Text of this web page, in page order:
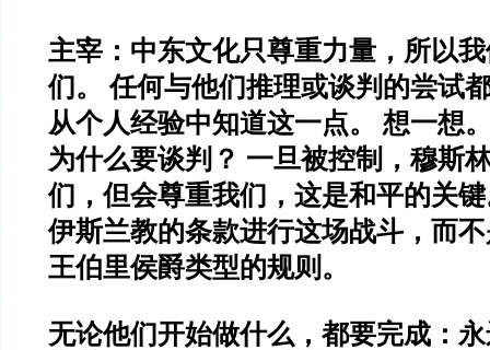
主宰：中东文化只尊重力量，所以
们。 任何与他们推理或谈判的尝试
从个人经验中知道这一点。 想一想
为什么要谈判？ 一旦被控制，穆斯
们，但会尊重我们，这是和平的关
伊斯兰教的条款进行这场战斗，而
王伯里侯爵类型的规则。
无论他们开始做什么，都要完成：